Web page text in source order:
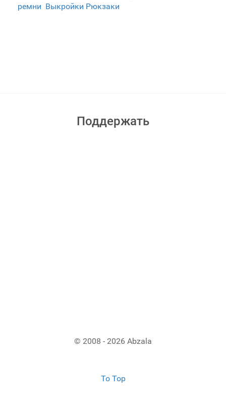
ремни Выкройки Рюкзаки
Поддержать
© 2008 - 2026 Abzala
To Top